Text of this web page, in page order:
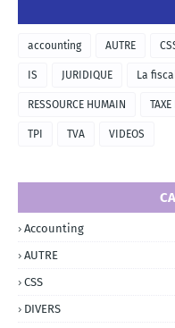
accounting AUTRE
IS JURIDIQUE La
RESSOURCE HUMAIN
TPI TVA VIDEOS
Accounting
AUTRE
CSS
DIVERS